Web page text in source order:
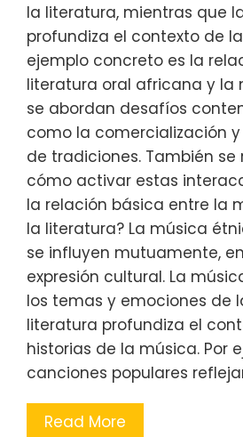
la literatura, mientras que
profundiza el contexto de
ejemplo concreto es la
literatura oral africana y la
se abordan desafíos
como la comercialización
de tradiciones. También se
cómo activar estas
la relación básica entre la
la literatura? La música
se influyen mutuamente,
expresión cultural. La
los temas y emociones de
literatura profundiza el
historias de la música. Por
canciones populares
Read More